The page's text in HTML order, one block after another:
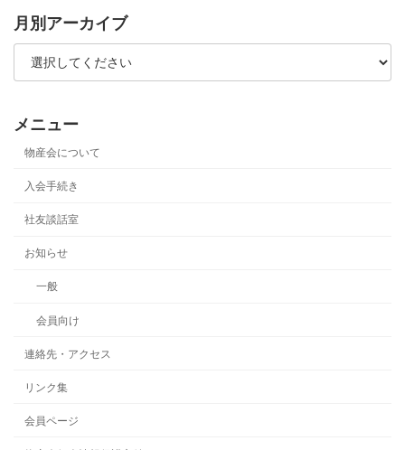
月別アーカイブ
メニュー
物産会について
入会手続き
社友談話室
お知らせ
一般
会員向け
連絡先・アクセス
リンク集
会員ページ